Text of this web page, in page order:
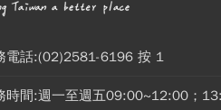
電話:(02)2581-6196 按 1
時間:週一至週五09:00~12:00；